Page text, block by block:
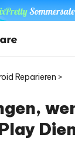
Reparieren >